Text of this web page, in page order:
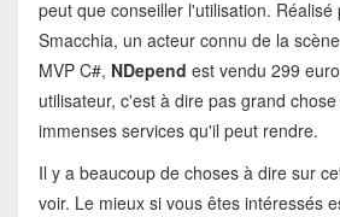
peut que conseiller l'utilisation. Réalisé
Smacchia, un acteur connu de la
MVP C#, NDepend est vendu 299
utilisateur, c'est à dire pas grand
immenses services qu'il peut rendre.
Il y a beaucoup de choses à dire sur
voir. Le mieux si vous êtes intéressés